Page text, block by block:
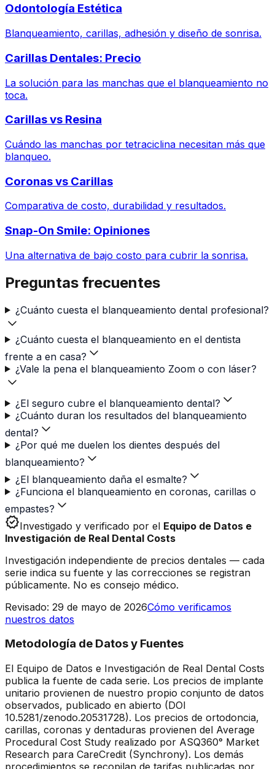
Odontología Estética
Blanqueamiento, carillas, adhesión y diseño de sonrisa.
Carillas Dentales: Precio
La solución para las manchas que el blanqueamiento no
toca.
Carillas vs Resina
Cuándo las manchas por tetraciclina necesitan más que
blanqueo.
Coronas vs Carillas
Comparativa de costo, durabilidad y resultados.
Snap-On Smile: Opiniones
Una alternativa de bajo costo para cubrir la sonrisa.
Preguntas frecuentes
¿Cuánto cuesta el blanqueamiento dental profesional?
¿Cuánto cuesta el blanqueamiento en el dentista
frente a en casa?
¿Vale la pena el blanqueamiento Zoom o con láser?
¿El seguro cubre el blanqueamiento dental?
¿Cuánto duran los resultados del blanqueamiento
dental?
¿Por qué me duelen los dientes después del
blanqueamiento?
¿El blanqueamiento daña el esmalte?
¿Funciona el blanqueamiento en coronas, carillas o
empastes?
verifiedInvestigado y verificado por el Equipo de Datos e
Investigación de Real Dental Costs
Investigación independiente de precios dentales — cada
serie indica su fuente y las correcciones se registran
públicamente. No es consejo médico.
Revisado: 29 de mayo de 2026Cómo verificamos
nuestros datos
Metodología de Datos y Fuentes
El Equipo de Datos e Investigación de Real Dental Costs
publica la fuente de cada serie. Los precios de implante
unitario provienen de nuestro propio conjunto de datos
observados, publicado en abierto (DOI
10.5281/zenodo.20531728). Los precios de ortodoncia,
carillas, coronas y dentaduras provienen del Average
Procedural Cost Study realizado por ASQ360° Market
Research para CareCredit (Synchrony). Los demás